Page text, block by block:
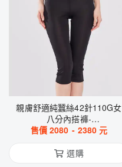
親膚舒適純蠶絲42針110G女
八分內搭褲-
WWCAA3046A(素色黑)
售價 2080 - 2380 元
選購